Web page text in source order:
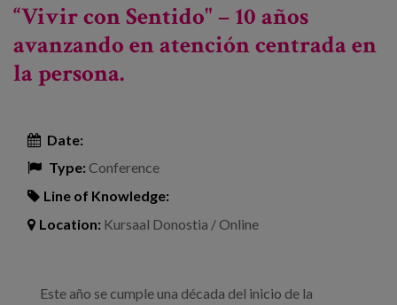
y excelencia en el trato”
“Vivir con Sentido" – 10 años
avanzando en atención centrada en
la persona.
Date:
Type:Conference
Line of Knowledge:
Location: Kursaal Donostia / Online
Este año se cumple una década del inicio de la